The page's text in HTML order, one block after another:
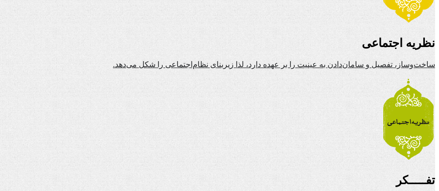
نظریه اجتماعی
ساخت‌وساز، تفصیل و سامان‌دادن به عینیت را بر عهده دارد، لذا زیربنای نظام‌اجتماعی را شکل می‌دهد.
تفـــــکر